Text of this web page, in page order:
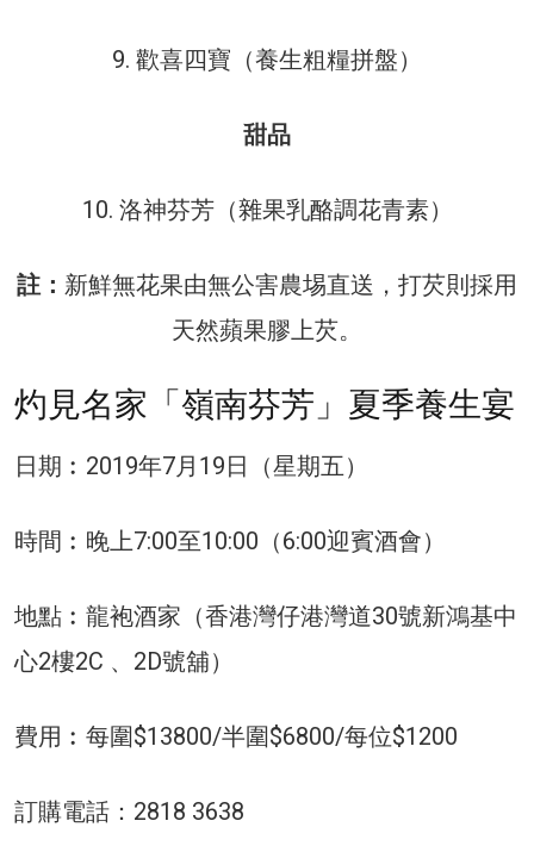
9. 歡喜四寶（養生粗糧拼盤）
甜品
10. 洛神芬芳（雜果乳酪調花青素）
註： 新鮮無花果由無公害農埸直送，打芡則採用
天然蘋果膠上芡。
灼見名家「嶺南芬芳」夏季養生宴
日期︰2019年7月19日（星期五）
時間︰晚上7:00至10:00（6:00迎賓酒會）
地點︰龍袍酒家（香港灣仔港灣道30號新鴻基中
心2樓2C 、2D號舖）
費用︰每圍$13800/半圍$6800/每位$1200
訂購電話：2818 3638